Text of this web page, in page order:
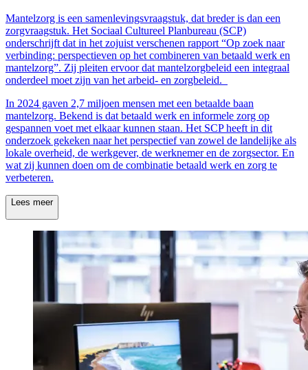
Mantelzorg is een samenlevingsvraagstuk, dat breder is dan een
zorgvraagstuk. Het Sociaal Cultureel Planbureau (SCP)
onderschrijft dat in het zojuist verschenen rapport “Op zoek naar
verbinding: perspectieven op het combineren van betaald werk en
mantelzorg”. Zij pleiten ervoor dat mantelzorgbeleid een integraal
onderdeel moet zijn van het arbeid- en zorgbeleid.
In 2024 gaven 2,7 miljoen mensen met een betaalde baan
mantelzorg. Bekend is dat betaald werk en informele zorg op
gespannen voet met elkaar kunnen staan. Het SCP heeft in dit
onderzoek gekeken naar het perspectief van zowel de landelijke als
lokale overheid, de werkgever, de werknemer en de zorgsector. En
wat zij kunnen doen om de combinatie betaald werk en zorg te
verbeteren.
Lees meer